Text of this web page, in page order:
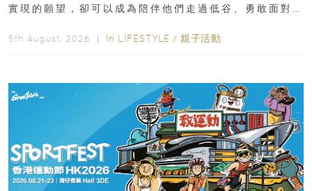
實現的願望，卻可以成為陪伴他們走過低谷、勇敢面對
5th August, 2026 ｜ In LIFESTYLE / 親子活動